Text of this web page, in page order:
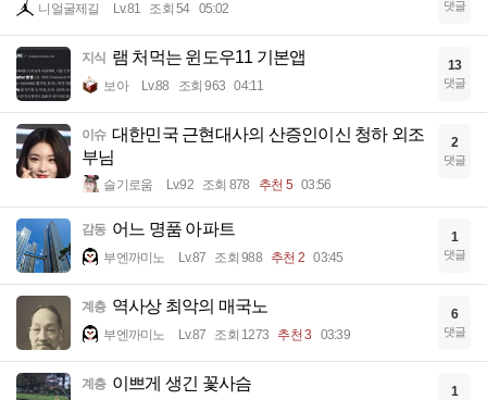
니얼굴제길 Lv.81 조회 54 05:02 댓글
지식 램 처먹는 윈도우11 기본앱
보아 Lv.88 조회 963 04:11
13
댓글
이슈 대한민국 근현대사의 산증인이신 청하 외조
부님
슬기로움 Lv.92 조회 878 추천 5 03:56
2
댓글
감동 어느 명품 아파트
부엔까미노 Lv.87 조회 988 추천 2 03:45
1
댓글
계층 역사상 최악의 매국노
부엔까미노 Lv.87 조회 1273 추천 3 03:39
6
댓글
계층 이쁘게 생긴 꽃사슴 1